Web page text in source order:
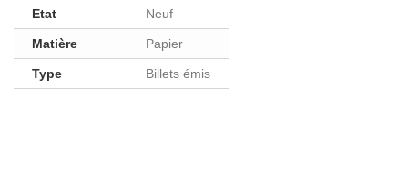
Etat Neuf
Matière Papier
Type Billets émis